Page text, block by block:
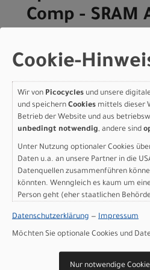
Comp - SRAM
Metallic 54
Modelljahr 2026
Lieferbar in ca. 5-8 Werktagen
Art.Nr. 91426-5254
Farbe: Emerald Metallic/Fjord
pro Stück (inkl. MwSt. zzgl.
Grossartikel )
2.699,00 EUR
IN DEN
Specialized
Cookie-
Wir von Picocycles und unsere
und speichern Cookies mittels dieser
Betrieb der Website und aus
unbedingt notwendig, andere sind
Unter Nutzung optionaler Cookies
Daten u.a. an unsere Partner in die
Datenquellen zusammenführen
könnten. Wenngleich es kaum um
Person geht (eher staatlichen
sind wie bei uns in der Europäischen
Datenschutzerklärung — Impressum
Möchten Sie optionale Cookies und
Nur notwendige